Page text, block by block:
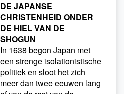
DE JAPANSE
CHRISTENHEID ONDER
DE HIEL VAN DE
SHOGUN
In 1638 begon Japan met
een strenge isolationistische
politiek en sloot het zich
meer dan twee eeuwen lang